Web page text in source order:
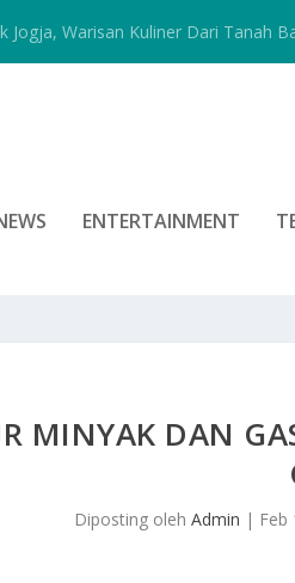
Jogja, Warisan Kuliner Dari Tanah
ENTERTAINMENT
MINYAK DAN
Diposting olehAdmin | Feb